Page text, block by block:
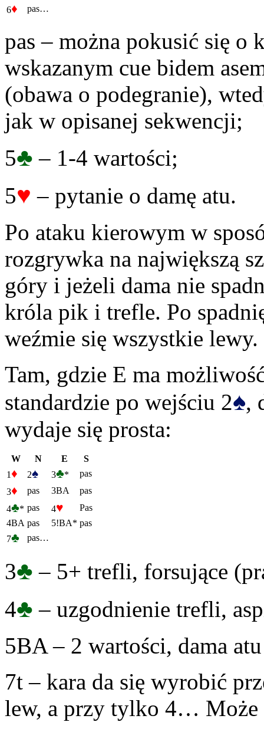
6♦ pas…
pas – można pokusić się o
wskazanym cue bidem
(obawa o podegranie),
jak w opisanej sekwencji;
5♣ – 1-4 wartości;
5♥ – pytanie o damę atu.
Po ataku kierowym w
rozgrywka na największą
góry i jeżeli dama nie
króla pik i trefle. Po
weźmie się wszystkie lewy.
Tam, gdzie E ma
standardzie po wejściu 2♠,
wydaje się prosta:
W N E
S
1♦ 2♠ 3♣*
pas
3♦ pas 3BA
pas
4♣* pas 4♥
Pas
4BA pas 5!BA* pas
7♣ pas…
3♣ – 5+ trefli, forsujące
4♣ – uzgodnienie trefli,
5BA – 2 wartości, dama
7t – kara da się wyrobić
lew, a przy tylko 4… Może